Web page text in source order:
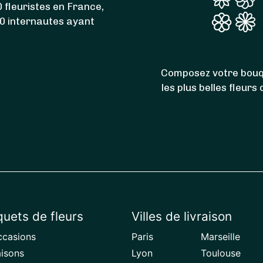
fleuristes en France,
internautes ayant
Composez votre
les plus belles fleurs
de fleurs Villes de livraison
Paris
Marseille
Lyon
Toulouse